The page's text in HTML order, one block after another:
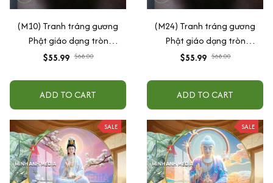
(M10) Tranh tráng gương
Phật giáo dạng tròn
30x30cm (Tặng đế để bàn)
$55.99 $68.00
ADD TO CART
(M24) Tranh tráng gương
Phật giáo dạng tròn
30x30cm (Tặng đế để bàn)
$55.99 $68.00
ADD TO CART
SALE SALE